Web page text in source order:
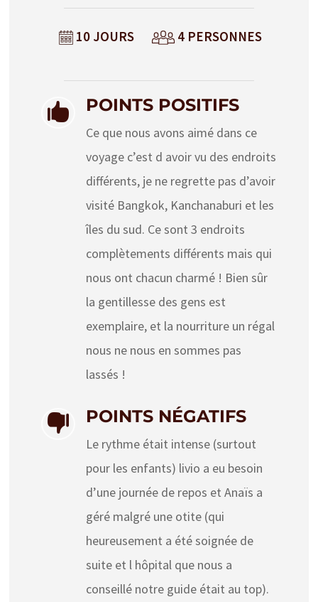
10 JOURS 4 PERSONNES
 POINTS POSITIFS
Ce que nous avons aimé dans ce
voyage c’est d avoir vu des endroits
différents, je ne regrette pas d’avoir
visité Bangkok, Kanchanaburi et les
îles du sud. Ce sont 3 endroits
complètements différents mais qui
nous ont chacun charmé ! Bien sûr
la gentillesse des gens est
exemplaire, et la nourriture un régal
nous ne nous en sommes pas
lassés !
 POINTS NÉGATIFS
Le rythme était intense (surtout
pour les enfants) livio a eu besoin
d’une journée de repos et Anaïs a
géré malgré une otite (qui
heureusement a été soignée de
suite et l hôpital que nous a
conseillé notre guide était au top).